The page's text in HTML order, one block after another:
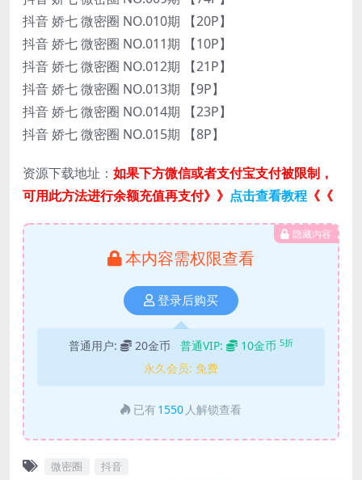
抖音 娇七 微密圈 NO.010期 【20P】
抖音 娇七 微密圈 NO.011期 【10P】
抖音 娇七 微密圈 NO.012期 【21P】
抖音 娇七 微密圈 NO.013期 【9P】
抖音 娇七 微密圈 NO.014期 【23P】
抖音 娇七 微密圈 NO.015期 【8P】
资源下载地址： 如果下方微信或者支付宝支付被限制，
可用此方法进行余额充值再支付》》 点击查看教程 《《
隐藏内容
本内容需权限查看
登录后购买
普通用户: 20金币 普通VIP: 10金币 5折
永久会员: 免费
已有 1550 人解锁查看
微密圈 抖音